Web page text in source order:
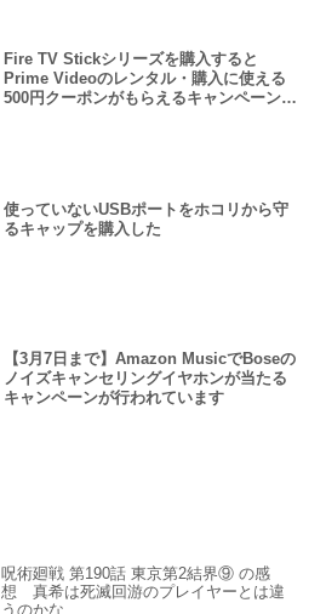
Fire TV Stickシリーズを購入すると
Prime Videoのレンタル・購入に使える
500円クーポンがもらえるキャンペーンが
使っていないUSBポートをホコリから守
るキャップを購入した
【3月7日まで】Amazon MusicでBoseの
ノイズキャンセリングイヤホンが当たる
キャンペーンが行われています
呪術廻戦 第190話 東京第2結界⑨ の感
想 真希は死滅回游のプレイヤーとは違
うのかな